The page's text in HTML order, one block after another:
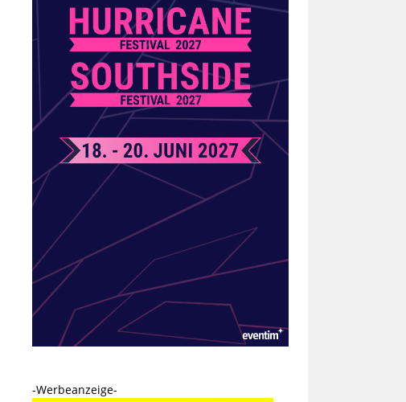
-Werbeanzeige-